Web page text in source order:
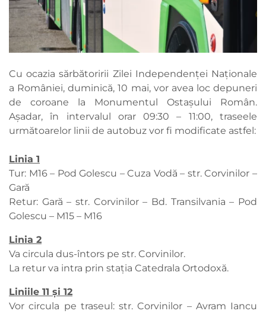
Cu ocazia sărbătoririi Zilei Independenței Naționale
a României, duminică, 10 mai, vor avea loc depuneri
de coroane la Monumentul Ostașului Român.
Așadar, în intervalul orar 09:30 – 11:00, traseele
următoarelor linii de autobuz vor fi modificate astfel:
Linia 1
Tur: M16 – Pod Golescu – Cuza Vodă – str. Corvinilor –
Gară
Retur: Gară – str. Corvinilor – Bd. Transilvania – Pod
Golescu – M15 – M16
Linia 2
Va circula dus-întors pe str. Corvinilor.
La retur va intra prin stația Catedrala Ortodoxă.
Liniile 11 și 12
Vor circula pe traseul: str. Corvinilor – Avram Iancu